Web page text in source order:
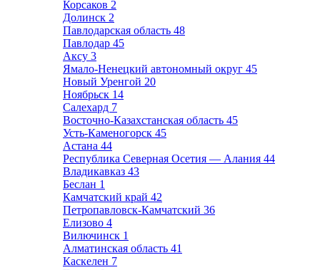
Корсаков 2
Долинск 2
Павлодарская область 48
Павлодар 45
Аксу 3
Ямало-Ненецкий автономный округ 45
Новый Уренгой 20
Ноябрьск 14
Салехард 7
Восточно-Казахстанская область 45
Усть-Каменогорск 45
Астана 44
Республика Северная Осетия — Алания 44
Владикавказ 43
Беслан 1
Камчатский край 42
Петропавловск-Камчатский 36
Елизово 4
Вилючинск 1
Алматинская область 41
Каскелен 7